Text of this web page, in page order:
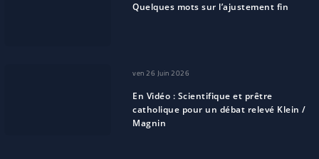
Quelques mots sur l’ajustement fin
ven 26 Juin 2026
En Vidéo : Scientifique et prêtre
catholique pour un débat relevé Klein /
Magnin